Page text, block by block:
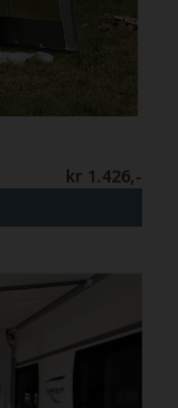
kr 1.426,-